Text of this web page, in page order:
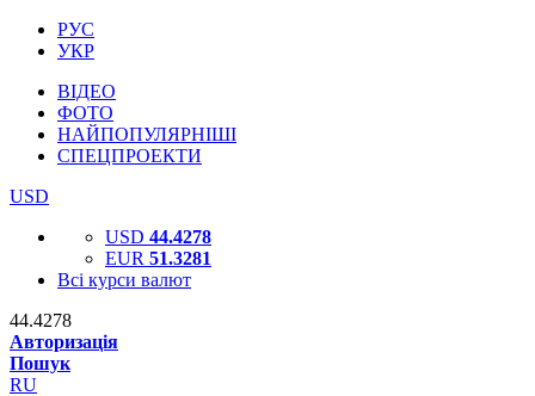
РУС
УКР
ВІДЕО
ФОТО
НАЙПОПУЛЯРНІШІ
СПЕЦПРОЕКТИ
USD
USD 44.4278
EUR 51.3281
Всі курси валют
44.4278
Авторизація
Пошук
RU